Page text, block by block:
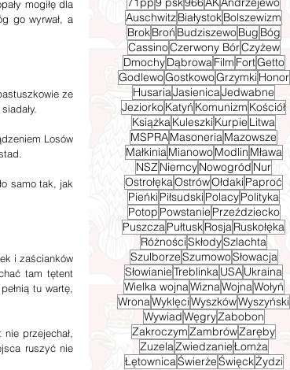
go wyrwał, a
tam tętent
tu wartę,
ruszyć nie
AuschwitzBiałystokBolszewizm
BrokBroń BudziszewoBug Bóg
CassinoCzerwony BórCzyżew
DmochyDąbrowaFilm FortGetto
GodlewoGostkowoGrzymki Honor
HusariaJasienicaJedwabne
JeziorkoKatyń Komunizm Kościół
KsiążkaKuleszki Kurpie Litwa
MSPRAMasoneriaMazowsze
MałkiniaMianowoModlin Mława
NSZ NiemcyNowogród Nur
OstrołękaOstrówOłdaki Paproć
Pieńki Piłsudski PolacyPolityka
Potop Powstanie Przeździecko
PuszczaPułtuskRosjaRuskołęka
RóżnościSkłodySzlachta
SzulborzeSzumowoSłowacja
SłowianieTreblinkaUSAUkraina
Wielka wojnaWiznaWojnaWołyń
WronaWyklęciWyszkówWyszyński
WywiadWęgryZabobon
ZakroczymZambrówZaręby
ZuzelaZwiedzanieŁomża
ŁętownicaŚwierżeŚwięckŻydzi